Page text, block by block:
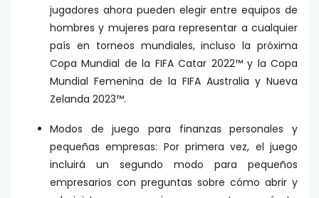
jugadores ahora pueden elegir entre equipos de
hombres y mujeres para representar a cualquier
país en torneos mundiales, incluso la próxima
Copa Mundial de la FIFA Catar 2022™ y la Copa
Mundial Femenina de la FIFA Australia y Nueva
Zelanda 2023™.
Modos de juego para finanzas personales y
pequeñas empresas: Por primera vez, el juego
incluirá un segundo modo para pequeños
empresarios con preguntas sobre cómo abrir y